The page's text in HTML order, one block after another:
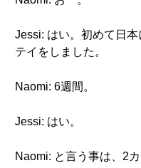
Jessi: はい。初めて日
テイをしました。
Naomi: 6週間。
Jessi: はい。
Naomi: と言う事は、2